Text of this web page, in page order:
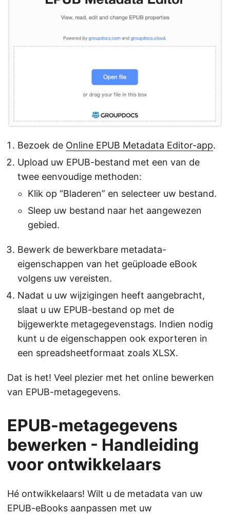
Bezoek de Online EPUB Metadata Editor-app.
Upload uw EPUB-bestand met een van de
twee eenvoudige methoden:
Klik op “Bladeren” en selecteer uw bestand.
Sleep uw bestand naar het aangewezen
gebied.
Bewerk de bewerkbare metadata-
eigenschappen van het geüploade eBook
volgens uw vereisten.
Nadat u uw wijzigingen heeft aangebracht,
slaat u uw EPUB-bestand op met de
bijgewerkte metagegevenstags. Indien nodig
kunt u de eigenschappen ook exporteren in
een spreadsheetformaat zoals XLSX.
Dat is het! Veel plezier met het online bewerken
van EPUB-metagegevens.
EPUB-metagegevens
bewerken - Handleiding
voor ontwikkelaars
Hé ontwikkelaars! Wilt u de metadata van uw
EPUB-eBooks aanpassen met uw